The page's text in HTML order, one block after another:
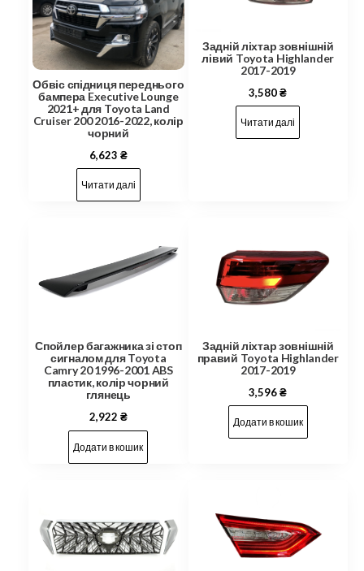
Обвіс спідниця переднього
бампера Executive Lounge
2021+ для Toyota Land
Cruiser 200 2016-2022, колір
чорний
6,623 ₴
Читати далі
Задній ліхтар зовнішній
лівий Toyota Highlander
2017-2019
3,580₴
Читати далі
Спойлер багажника зі стоп
сигналом для Toyota
Camry 20 1996-2001 ABS
пластик, колір чорний
глянець
2,922 ₴
Додати в кошик
Задній ліхтар зовнішній
правий Toyota Highlander
2017-2019
3,596₴
Додати в кошик